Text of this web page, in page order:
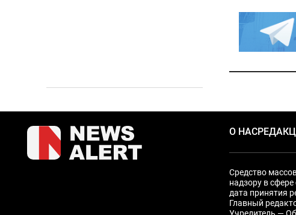
О НАС
Средство
надзору в
дата принятия
Главный